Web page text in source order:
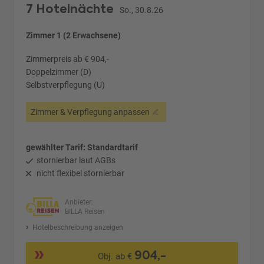
7 Hotelnächte So., 30.8.26
Zimmer 1 (2 Erwachsene)
Zimmerpreis ab € 904,-
Doppelzimmer (D)
Selbstverpflegung (U)
Zimmer & Verpflegung anpassen
gewählter Tarif: Standardtarif
stornierbar laut AGBs
nicht flexibel stornierbar
Anbieter:
BILLA Reisen
Hotelbeschreibung anzeigen
Obj. ab € 904,-